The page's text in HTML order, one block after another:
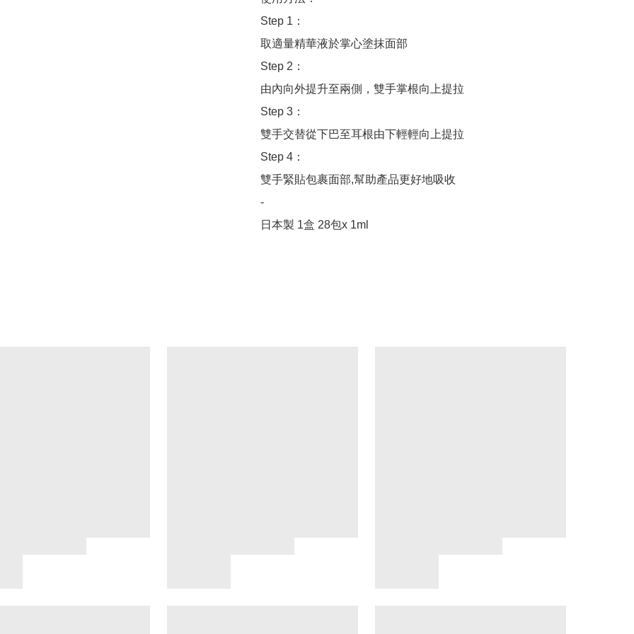
Step 1：
取適量精華液於掌心塗抹面部
Step 2：
由內向外提升至兩側，雙手掌根向上提拉
Step 3：
雙手交替從下巴至耳根由下輕輕向上提拉
Step 4：
雙手緊貼包裹面部,幫助產品更好地吸收
-
日本製 1盒 28包x 1ml